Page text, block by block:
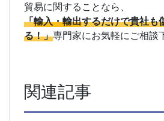
貿易に関することなら、
「輸入・輸出するだけで貴社も
る！」専門家にお気軽にご相談
関連記事